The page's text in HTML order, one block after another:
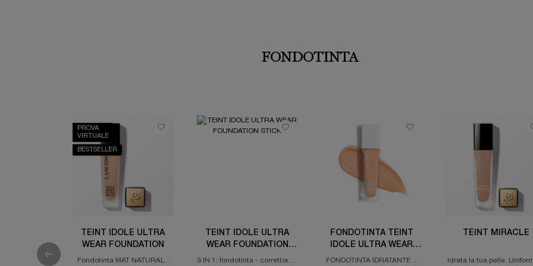
FONDOTINTA
PROVA
VIRTUALE
BESTSELLER
TEINT IDOLE ULTRA
WEAR FOUNDATION
Fondotinta MAT NATURALE
TEINT IDOLE ULTRA
WEAR FOUNDATION
STICK
3 IN 1: fondotinta - correttore -
FONDOTINTA TEINT
IDOLE ULTRA WEAR
CARE & GLOW
FONDOTINTA IDRATANTE &
TEINT MIRACLE
Idrata la tua pelle.